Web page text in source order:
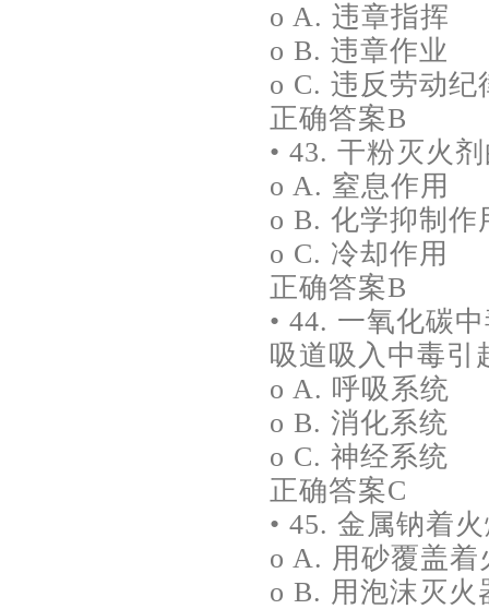
o A. 违章指挥
o B. 违章作业
o C. 违反劳动纪
正确答案B
• 43. 干粉灭火
o A. 窒息作用
o B. 化学抑制作
o C. 冷却作用
正确答案B
• 44. 一氧化碳
吸道吸入中毒引
o A. 呼吸系统
o B. 消化系统
o C. 神经系统
正确答案C
• 45. 金属钠着
o A. 用砂覆盖着
o B. 用泡沫灭火